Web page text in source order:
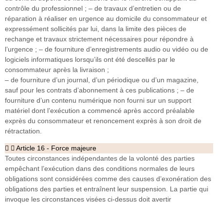
contrôle du professionnel ; – de travaux d’entretien ou de
réparation à réaliser en urgence au domicile du consommateur et
expressément sollicités par lui, dans la limite des pièces de
rechange et travaux strictement nécessaires pour répondre à
l’urgence ; – de fourniture d’enregistrements audio ou vidéo ou de
logiciels informatiques lorsqu’ils ont été descellés par le
consommateur après la livraison ;
– de fourniture d’un journal, d’un périodique ou d’un magazine,
sauf pour les contrats d’abonnement à ces publications ; – de
fourniture d’un contenu numérique non fourni sur un support
matériel dont l’exécution a commencé après accord préalable
exprès du consommateur et renoncement exprès à son droit de
rétractation.
Article 16 - Force majeure
Toutes circonstances indépendantes de la volonté des parties
empêchant l’exécution dans des conditions normales de leurs
obligations sont considérées comme des causes d’exonération des
obligations des parties et entraînent leur suspension. La partie qui
invoque les circonstances visées ci-dessus doit avertir